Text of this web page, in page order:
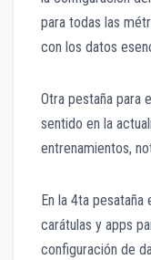
para todas las
con los datos
Otra pestaña para
sentido en la
entrenamientos,
En la 4ta
carátulas y apps
configuración de